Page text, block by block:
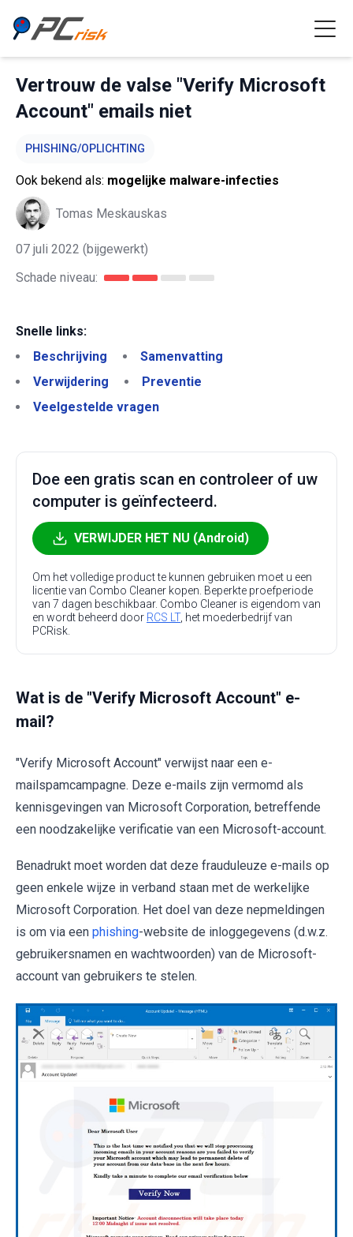
Vertrouw de valse "Verify Microsoft
Account" emails niet
PHISHING/OPLICHTING
Ook bekend als: mogelijke malware-infecties
Tomas Meskauskas
07 juli 2022 (bijgewerkt)
Schade niveau:
Snelle links:
Beschrijving
Samenvatting
Verwijdering
Preventie
Veelgestelde vragen
Doe een gratis scan en controleer of uw
computer is geïnfecteerd.
VERWIJDER HET NU (Android)
Om het volledige product te kunnen gebruiken moet u een
licentie van Combo Cleaner kopen. Beperkte proefperiode
van 7 dagen beschikbaar. Combo Cleaner is eigendom van
en wordt beheerd door RCS LT, het moederbedrijf van
PCRisk.
Wat is de "Verify Microsoft Account" e-
mail?
"Verify Microsoft Account" verwijst naar een e-
mailspamcampagne. Deze e-mails zijn vermomd als
kennisgevingen van Microsoft Corporation, betreffende
een noodzakelijke verificatie van een Microsoft-account.
Benadrukt moet worden dat deze frauduleuze e-mails op
geen enkele wijze in verband staan met de werkelijke
Microsoft Corporation. Het doel van deze nepmeldingen
is om via een phishing-website de inloggegevens (d.w.z.
gebruikersnamen en wachtwoorden) van de Microsoft-
account van gebruikers te stelen.